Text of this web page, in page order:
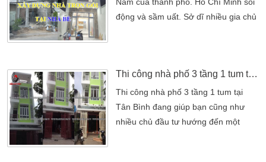
thiết kế cho […]
Nam của thành phố. Hồ Chí Minh sôi
động và sầm uất. Sở dĩ nhiều gia chủ
sinh sống tại đây về lĩnh vực nhà ở
nên khu vực này không có nhiều công
ty xây dựng. […]
Thi công nhà phố 3 tầng 1 tum tại Tân Bình
Thi công nhà phố 3 tầng 1 tum tại
Tân Bình đang giúp bạn cũng như
nhiều chủ đầu tư hướng đến một